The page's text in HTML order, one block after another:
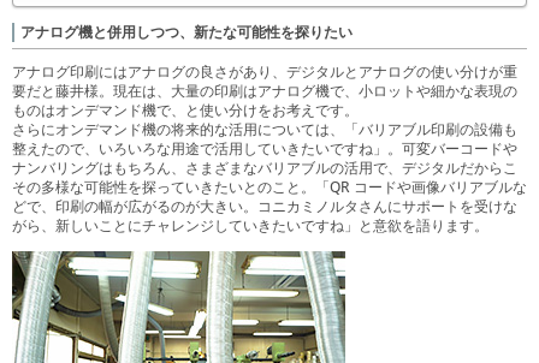
アナログ機と併用しつつ、新たな可能性を探りたい
アナログ印刷にはアナログの良さがあり、デジタルとアナログの使い分けが重
要だと藤井様。現在は、大量の印刷はアナログ機で、小ロットや細かな表現の
ものはオンデマンド機で、と使い分けをお考えです。
さらにオンデマンド機の将来的な活用については、「バリアブル印刷の設備も
整えたので、いろいろな用途で活用していきたいですね」。可変バーコードや
ナンバリングはもちろん、さまざまなバリアブルの活用で、デジタルだからこ
その多様な可能性を探っていきたいとのこと。「QR コードや画像バリアブルな
どで、印刷の幅が広がるのが大きい。コニカミノルタさんにサポートを受けな
がら、新しいことにチャレンジしていきたいですね」と意欲を語ります。